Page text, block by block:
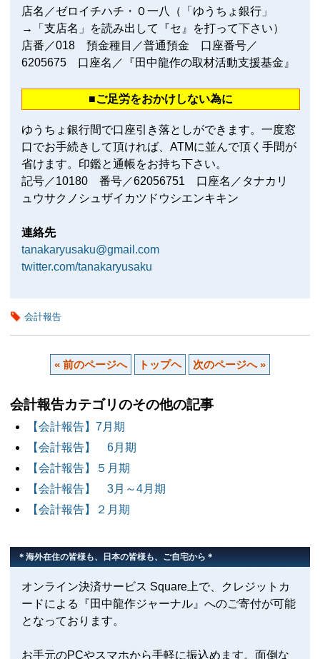
店名／ゼロイチハチ・０一八（「ゆうちょ銀行」
→「支店名」を読み出して『セ』を打って下さい）
店番／018 預金種目／普通預金 口座番号／
6205675 口座名／『田中龍作の取材活動支援基金』
■ご足労をおかけしない為に
ゆうちょ銀行間で口座引き落としができます。一度窓
口でお手続きして頂ければ、ATMに並んで頂く手間が
省けます。印鑑と通帳をお持ち下さい。
記号／10180 番号／62056751 口座名／タナカリ
ュウサクノシュザイカツドウシエンキキン
連絡先
tanakaryusaku@gmail.com
twitter.com/tanakaryusaku
会計報告
« 前のページへ トップヘ 次のページへ »
会計報告カテゴリのその他の記事
【会計報告】7月期
【会計報告】 6月期
【会計報告】５月期
【会計報告】 3月～4月期
【会計報告】２月期
＊海外在住の皆様も、日本の皆様も、ご自宅から＊
オンライン決済サービス Square上で、クレジットカ
ードによる『田中龍作ジャーナル』へのご寄付が可能
となっております。
お手元のPCやスマホから手軽に振込めます。面倒な